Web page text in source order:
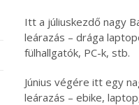
Itt a júliuskezdő nagy
leárazás – drága
fülhallgatók, PC-k, stb.
Június végére itt egy
leárazás – ebike,